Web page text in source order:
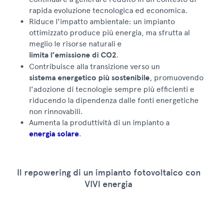
rapida evoluzione tecnologica ed economica.
Riduce l'impatto ambientale: un impianto
ottimizzato produce più energia, ma sfrutta al
meglio le risorse naturali e
limita l’emissione di CO2.
Contribuisce alla transizione verso un
sistema energetico più sostenibile, promuovendo
l'adozione di tecnologie sempre più efficienti e
riducendo la dipendenza dalle fonti energetiche
non rinnovabili.
Aumenta la produttività di un impianto a
energia solare.
Il repowering di un impianto fotovoltaico con
VIVI energia